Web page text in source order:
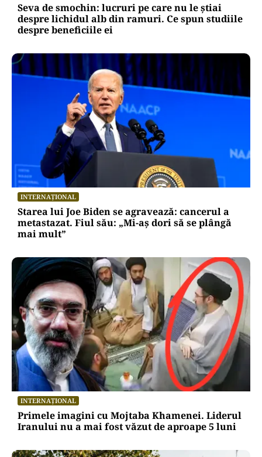
Seva de smochin: lucruri pe care nu le știai
despre lichidul alb din ramuri. Ce spun studiile
despre beneficiile ei
INTERNAȚIONAL
Starea lui Joe Biden se agravează: cancerul a
metastazat. Fiul său: „Mi-aș dori să se plângă
mai mult”
INTERNAȚIONAL
Primele imagini cu Mojtaba Khamenei. Liderul
Iranului nu a mai fost văzut de aproape 5 luni